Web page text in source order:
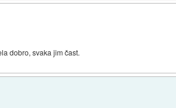
dobro, svaka jim čast.